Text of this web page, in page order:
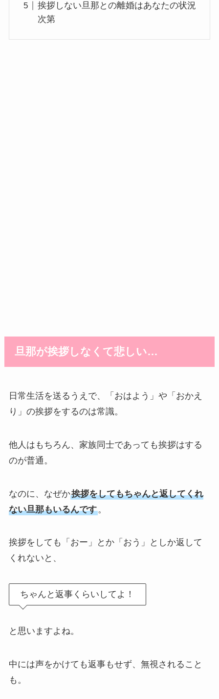
挨拶しない旦那との離婚はあなたの状況
次第
旦那が挨拶しなくて悲しい…
日常生活を送るうえで、「おはよう」や「おかえ
り」の挨拶をするのは常識。
他人はもちろん、家族同士であっても挨拶はする
のが普通。
なのに、なぜか挨拶をしてもちゃんと返してくれ
ない旦那もいるんです。
挨拶をしても「おー」とか「おう」としか返して
くれないと、
ちゃんと返事くらいしてよ！
と思いますよね。
中には声をかけても返事もせず、無視されること
も。